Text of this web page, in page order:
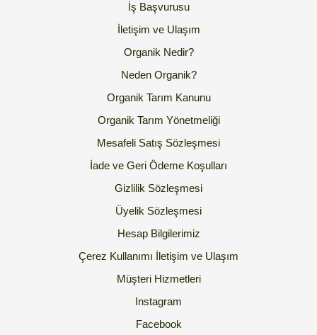
İş Başvurusu
İletişim ve Ulaşım
Organik Nedir?
Neden Organik?
Organik Tarım Kanunu
Organik Tarım Yönetmeliği
Mesafeli Satış Sözleşmesi
İade ve Geri Ödeme Koşulları
Gizlilik Sözleşmesi
Üyelik Sözleşmesi
Hesap Bilgilerimiz
Çerez Kullanımı İletişim ve Ulaşım
Müşteri Hizmetleri
Instagram
Facebook